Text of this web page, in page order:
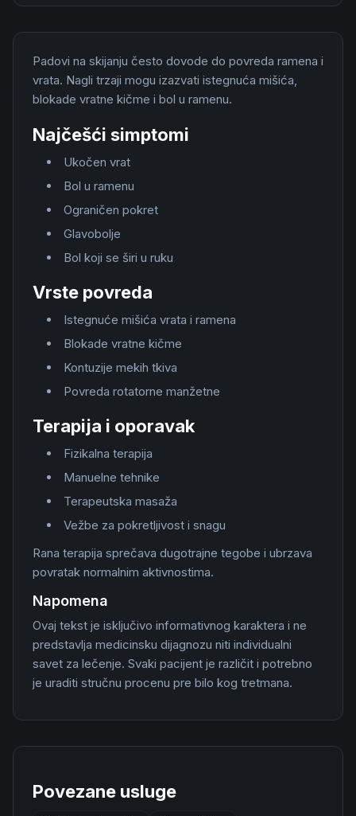
Padovi na skijanju često dovode do povreda ramena i
vrata. Nagli trzaji mogu izazvati istegnuća mišića,
blokade vratne kičme i bol u ramenu.
Najčešći simptomi
Ukočen vrat
Bol u ramenu
Ograničen pokret
Glavobolje
Bol koji se širi u ruku
Vrste povreda
Istegnuće mišića vrata i ramena
Blokade vratne kičme
Kontuzije mekih tkiva
Povreda rotatorne manžetne
Terapija i oporavak
Fizikalna terapija
Manuelne tehnike
Terapeutska masaža
Vežbe za pokretljivost i snagu
Rana terapija sprečava dugotrajne tegobe i ubrzava
povratak normalnim aktivnostima.
Napomena
Ovaj tekst je isključivo informativnog karaktera i ne
predstavlja medicinsku dijagnozu niti individualni
savet za lečenje. Svaki pacijent je različit i potrebno
je uraditi stručnu procenu pre bilo kog tretmana.
Povezane usluge